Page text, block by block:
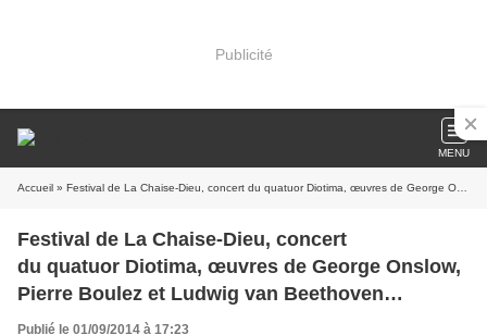
Publicité
MENU
Accueil » Festival de La Chaise-Dieu, concert du quatuor Diotima, œuvres de George Onslow, Pierre Boulez et Ludwig van Beethoven (critique)
Festival de La Chaise-Dieu, concert
du quatuor Diotima, œuvres de George Onslow,
Pierre Boulez et Ludwig van Beethoven
(critique)
Publié le 01/09/2014 à 17:23